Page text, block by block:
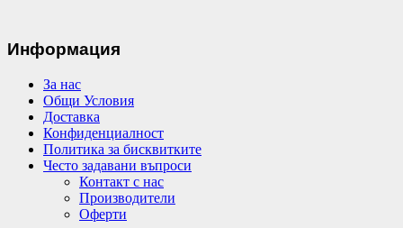
Информация
За нас
Общи Условия
Доставка
Конфиденциалност
Политика за бисквитките
Често задавани въпроси
Контакт с нас
Производители
Оферти